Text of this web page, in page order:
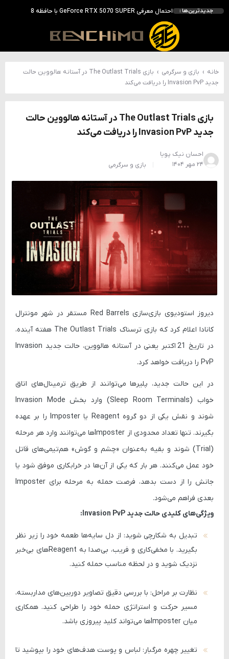
جدیدترین‌ها :
انویدیا DLSS 5 را با سه مدل هوش مصنوعی معرفی کرد؛ انتقادهای اولیه نتیجه داد
انویدیا پردازنده 88 هسته‌ای Vera را معرفی کرد؛ CPU اختصاصی برای نسل بعدی هوش مصنوعی
بالاخره سنسور Hotspot کارت‌های RTX 50 ظاهر شد؛ HWMonitor 1.65 تنها نماینده نمایش نیست
بررسی کیس GAMDIAS NESO P1 Pro؛ فول‌تاوری مهندسی‌شده برای سیستم‌های رده‌بالا
خانه › بازی و سرگرمی ›
بازی The Outlast Trials در آستانه هالووین حالت
جدید Invasion PvP را دریافت می‌کند
بازی The Outlast Trials در آستانه هالووین حالت
جدید Invasion PvP را دریافت می‌کند
احسان نیک پویا
۲۴ مهر ۱۴۰۴
بازی و سرگرمی
دیروز استودیوی بازی‌سازی Red Barrels مستقر در شهر مونترال
کانادا اعلام کرد که بازی ترسناک The Outlast Trials هفته آینده،
در تاریخ 21 اکتبر یعنی در آستانه هالووین، حالت جدید Invasion
PvP را دریافت خواهد کرد.
در این حالت جدید، پلیرها می‌توانند از طریق ترمینال‌های اتاق
خواب (Sleep Room Terminals)
وارد بخش Invasion Mode
شوند و نقش یکی از دو گروه Reagent یا Imposter را بر عهده
بگیرند. تنها تعداد محدودی از Imposterها می‌توانند وارد هر مرحله
(Trial) شوند و بقیه به‌عنوان «چشم و گوش» هم‌تیمی‌های قاتل
خود عمل می‌کنند. هر بار که یکی از آن‌ها در خرابکاری موفق شود یا
جانش را از دست بدهد، فرصت حمله به مرحله برای Imposter
بعدی فراهم می‌شود.
ویژگی‌های کلیدی حالت جدید Invasion PvP:
تبدیل به شکارچی شوید: از دل سایه‌ها طعمه خود را زیر نظر
بگیرید. با مخفی‌کاری و فریب، بی‌صدا به Reagentهای بی‌خبر
نزدیک شوید و در لحظه مناسب حمله کنید.
نظارت بر مراحل: با بررسی دقیق تصاویر دوربین‌های مداربسته،
مسیر حرکت و استراتژی حمله خود را طراحی کنید. همکاری
میان Imposterها می‌تواند کلید پیروزی باشد.
تغییر چهره مرگبار: لباس و پوست هدف‌های خود را بپوشید تا